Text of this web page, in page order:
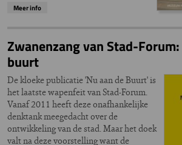
Meer info
Zwanenzang van Stad-
buurt
De kloeke publicatie 'Nu aan de Buurt' is
het laatste wapenfeit van Stad-Forum.
Vanaf 2011 heeft deze onafhankelijke
denktank meegedacht over de
ontwikkeling van de stad. Maar het doek
valt na deze voorstelling want de